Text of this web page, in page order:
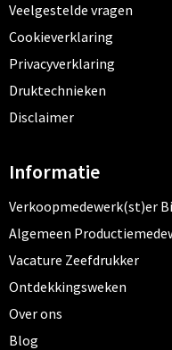
Veelgestelde vragen
Cookieverklaring
Privacyverklaring
Druktechnieken
Disclaimer
Informatie
Verkoopmedewerk(st)er
Algemeen
Vacature Zeefdrukker
Ontdekkingsweken
Over ons
Blog